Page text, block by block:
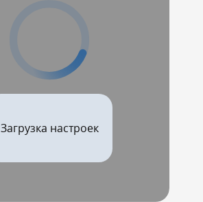
Загрузка настроек